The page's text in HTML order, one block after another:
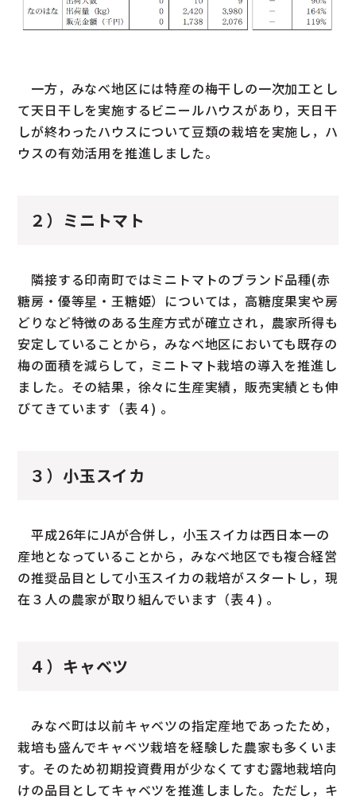
一方，みなべ地区には特産の梅干しの一次加工とし
て天日干しを実施するビニールハウスがあり，天日干
しが終わったハウスについて豆類の栽培を実施し，ハ
ウスの有効活用を推進しました。
２）ミニトマト
隣接する印南町ではミニトマトのブランド品種(赤
糖房・優等星・王糖姫）については，高糖度果実や房
どりなど特徴のある生産方式が確立され，農家所得も
安定していることから，みなべ地区においても既存の
梅の面積を減らして，ミニトマト栽培の導入を推進し
ました。その結果，徐々に生産実績，販売実績とも伸
びてきています（表４) 。
３）小玉スイカ
平成26年にJAが合併し，小玉スイカは西日本一の
産地となっていることから，みなべ地区でも複合経営
の推奨品目として小玉スイカの栽培がスタートし，現
在３人の農家が取り組んでいます（表４) 。
４）キャベツ
みなべ町は以前キャベツの指定産地であったため，
栽培も盛んでキャベツ栽培を経験した農家も多くいま
す。そのため初期投資費用が少なくてすむ露地栽培向
けの品目としてキャベツを推進しました。ただし，キ